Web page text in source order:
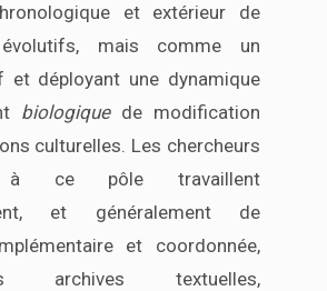
et extérieur de
mais comme un
déployant une dynamique
biologique de modification
culturelles. Les chercheurs
à ce pôle travaillent
et généralement de
et coordonnée,
textuelles,